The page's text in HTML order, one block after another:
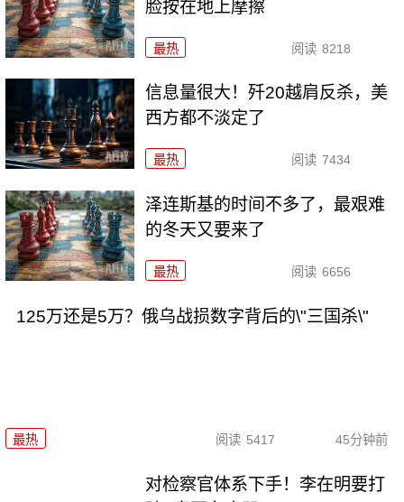
脸按在地上摩擦
最热 阅读 8218
信息量很大！歼20越肩反杀，美
西方都不淡定了
最热 阅读 7434
泽连斯基的时间不多了，最艰难
的冬天又要来了
最热 阅读 6656
125万还是5万？俄乌战损数字背后的\"三国杀\"
最热 阅读 5417 45分钟前
对检察官体系下手！李在明要打